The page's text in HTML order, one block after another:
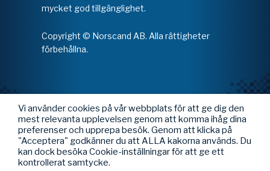
mycket god tillgänglighet.
Copyright © Norscand AB. Alla rättigheter
förbehållna.
Vi använder cookies på vår webbplats för att ge dig den
mest relevanta upplevelsen genom att komma ihåg dina
preferenser och upprepa besök. Genom att klicka på
"Acceptera" godkänner du att ALLA kakorna används. Du
kan dock besöka Cookie-inställningar för att ge ett
kontrollerat samtycke.